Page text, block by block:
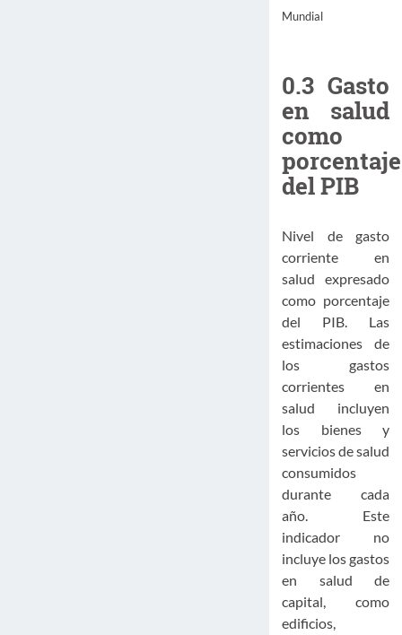
Haiti
Nicaragua
Panama
Paraguay
Peru
Mundial
0.3 Gasto
en salud
como
porcentaje
del PIB
Nivel de gasto
corriente en
salud expresado
como porcentaje
del PIB. Las
estimaciones de
los gastos
corrientes en
salud incluyen
los bienes y
servicios de salud
consumidos
durante cada
año. Este
indicador no
incluye los gastos
en salud de
capital, como
edificios,